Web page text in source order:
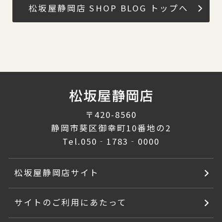
松坂屋静岡店 SHOP BLOG トップへ
〒420-8560
静岡市葵区御幸町10番地の2
Tel.050‐1783‐0000
松坂屋静岡店サイト
サイトのご利用にあたって